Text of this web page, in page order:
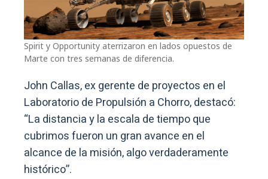
Spirit y Opportunity aterrizaron en lados opuestos de
Marte con tres semanas de diferencia.
John Callas, ex gerente de proyectos en el
Laboratorio de Propulsión a Chorro, destacó:
“La distancia y la escala de tiempo que
cubrimos fueron un gran avance en el
alcance de la misión, algo verdaderamente
histórico”.